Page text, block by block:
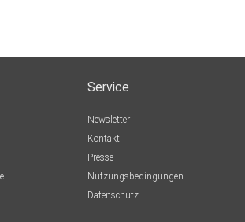
Service
Newsletter
Kontakt
Presse
Nutzungsbedingungen
Datenschutz